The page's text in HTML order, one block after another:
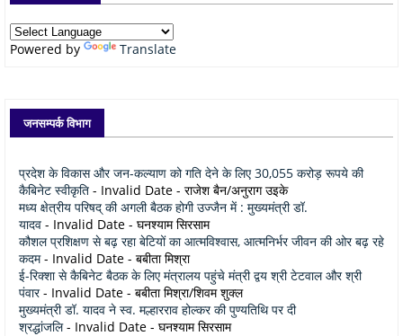
Powered by Translate
जनसम्पर्क विभाग
प्रदेश के विकास और जन-कल्याण को गति देने के लिए 30,055 करोड़ रूपये की
कैबिनेट स्वीकृति - Invalid Date - राजेश बैन/अनुराग उइके
मध्य क्षेत्रीय परिषद् की अगली बैठक होगी उज्जैन में : मुख्यमंत्री डॉ.
यादव - Invalid Date - घनश्याम सिरसाम
कौशल प्रशिक्षण से बढ़ रहा बेटियों का आत्मविश्वास, आत्मनिर्भर जीवन की ओर बढ़ रहे
कदम- Invalid Date - बबीता मिश्रा
ई-रिक्शा से कैबिनेट बैठक के लिए मंत्रालय पहुंचे मंत्री द्वय श्री टेटवाल और श्री
पंवार- Invalid Date - बबीता मिश्रा/शिवम शुक्ल
मुख्यमंत्री डॉ. यादव ने स्व. मल्हारराव होल्कर की पुण्यतिथि पर दी
श्रद्धांजलि- Invalid Date - घनश्याम सिरसाम